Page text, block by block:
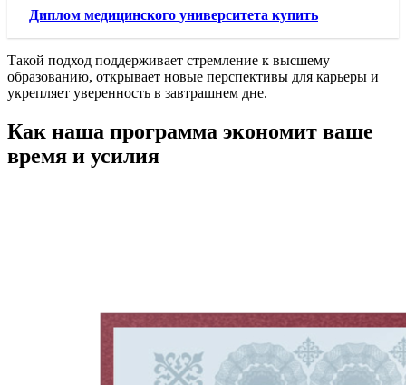
Диплом медицинского университета купить
Такой подход поддерживает стремление к высшему
образованию, открывает новые перспективы для карьеры и
укрепляет уверенность в завтрашнем дне.
Как наша программа экономит ваше
время и усилия